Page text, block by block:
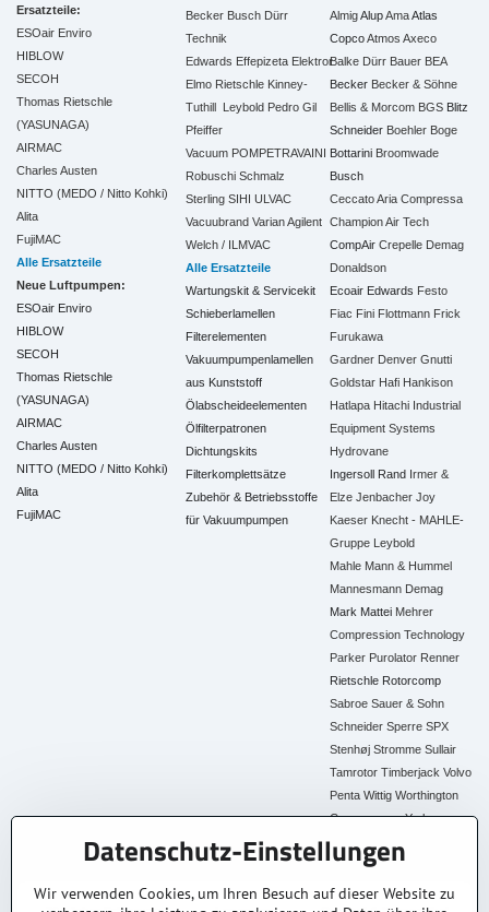
Ersatzteile:
ESOair Enviro
HIBLOW
SECOH
Thomas Rietschle
(YASUNAGA)
AIRMAC
Charles Austen
NITTO (MEDO / Nitto Kohki)
Alita
FujiMAC
Alle Ersatzteile
Neue Luftpumpen:
ESOair Enviro
HIBLOW
SECOH
Thomas Rietschle
(YASUNAGA)
AIRMAC
Charles Austen
NITTO (MEDO / Nitto Kohki)
Alita
FujiMAC
Becker Busch Dürr
Technik
Edwards Effepizeta Elektror
Elmo Rietschle Kinney-
Tuthill Leybold Pedro Gil
Pfeiffer
Vacuum POMPETRAVAINI
Robuschi Schmalz
Sterling SIHI ULVAC
Vacuubrand Varian Agilent
Welch / ILMVAC
Alle Ersatzteile
Wartungskit & Servicekit
Schieberlamellen
Filterelementen
Vakuumpumpenlamellen
aus Kunststoff
Ölabscheideelementen
Ölfilterpatronen
Dichtungskits
Filterkomplettsätze
Zubehör & Betriebsstoffe
für Vakuumpumpen
Almig Alup Ama Atlas
Copco Atmos Axeco
Balke Dürr Bauer BEA
Becker Becker & Söhne
Bellis & Morcom BGS Blitz
Schneider Boehler Boge
Bottarini Broomwade
Busch
Ceccato Aria Compressa
Champion Air Tech
CompAir Crepelle Demag
Donaldson
Ecoair Edwards Festo
Fiac Fini Flottmann Frick
Furukawa
Gardner Denver Gnutti
Goldstar Hafi Hankison
Hatlapa Hitachi Industrial
Equipment Systems
Hydrovane
Ingersoll Rand Irmer &
Elze Jenbacher Joy
Kaeser Knecht - MAHLE-
Gruppe Leybold
Mahle Mann & Hummel
Mannesmann Demag
Mark Mattei Mehrer
Compression Technology
Parker Purolator Renner
Rietschle Rotorcomp
Sabroe Sauer & Sohn
Schneider Sperre SPX
Stenhøj Stromme Sullair
Tamrotor Timberjack Volvo
Penta Wittig Worthington
Creyssensac York
Alle Ersatzteile
Datenschutz-Einstellungen
Wir verwenden Cookies, um Ihren Besuch auf dieser Website zu